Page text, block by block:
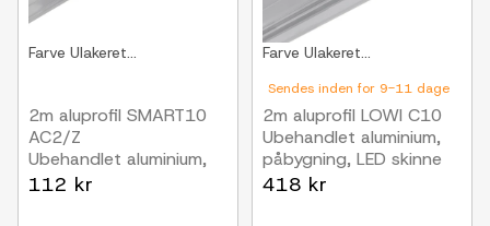
Farve Ulakeret...
2m aluprofil SMART10
AC2/Z
Ubehandlet aluminium,
påbygning, LED skinne
112 kr
Sendes inden for 9-11 dage
Farve Ulakeret...
2m aluprofil LOWI C10
Ubehandlet aluminium,
påbygning, LED skinne
418 kr